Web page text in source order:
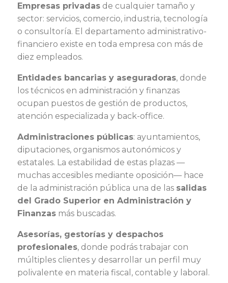
Empresas privadas de cualquier tamaño y
sector: servicios, comercio, industria, tecnología
o consultoría. El departamento administrativo-
financiero existe en toda empresa con más de
diez empleados.
Entidades bancarias y aseguradoras, donde
los técnicos en administración y finanzas
ocupan puestos de gestión de productos,
atención especializada y back-office.
Administraciones públicas: ayuntamientos,
diputaciones, organismos autonómicos y
estatales. La estabilidad de estas plazas —
muchas accesibles mediante oposición— hace
de la administración pública una de las salidas
del Grado Superior en Administración y
Finanzas más buscadas.
Asesorías, gestorías y despachos
profesionales, donde podrás trabajar con
múltiples clientes y desarrollar un perfil muy
polivalente en materia fiscal, contable y laboral.